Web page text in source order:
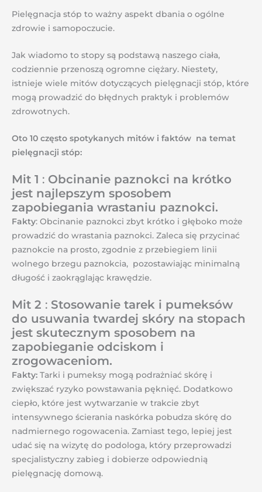
Pielęgnacja stóp to ważny aspekt dbania o ogólne
zdrowie i samopoczucie.
Jak wiadomo to stopy są podstawą naszego ciała,
codziennie przenoszą ogromne ciężary. Niestety,
istnieje wiele mitów dotyczących pielęgnacji stóp, które
mogą prowadzić do błędnych praktyk i problemów
zdrowotnych.
Oto 10 często spotykanych mitów i faktów na temat
pielęgnacji stóp:
Mit 1 : Obcinanie paznokci na krótko
jest najlepszym sposobem
zapobiegania wrastaniu paznokci.
Fakty: Obcinanie paznokci zbyt krótko i głęboko może
prowadzić do wrastania paznokci. Zaleca się przycinać
paznokcie na prosto, zgodnie z przebiegiem linii
wolnego brzegu paznokcia, pozostawiając minimalną
długość i zaokrąglając krawędzie.
Mit 2 : Stosowanie tarek i pumeksów
do usuwania twardej skóry na stopach
jest skutecznym sposobem na
zapobieganie odciskom i
zrogowaceniom.
Fakty: Tarki i pumeksy mogą podrażniać skórę i
zwiększać ryzyko powstawania pęknięć. Dodatkowo
ciepło, które jest wytwarzanie w trakcie zbyt
intensywnego ścierania naskórka pobudza skórę do
nadmiernego rogowacenia. Zamiast tego, lepiej jest
udać się na wizytę do podologa, który przeprowadzi
specjalistyczny zabieg i dobierze odpowiednią
pielęgnację domową.